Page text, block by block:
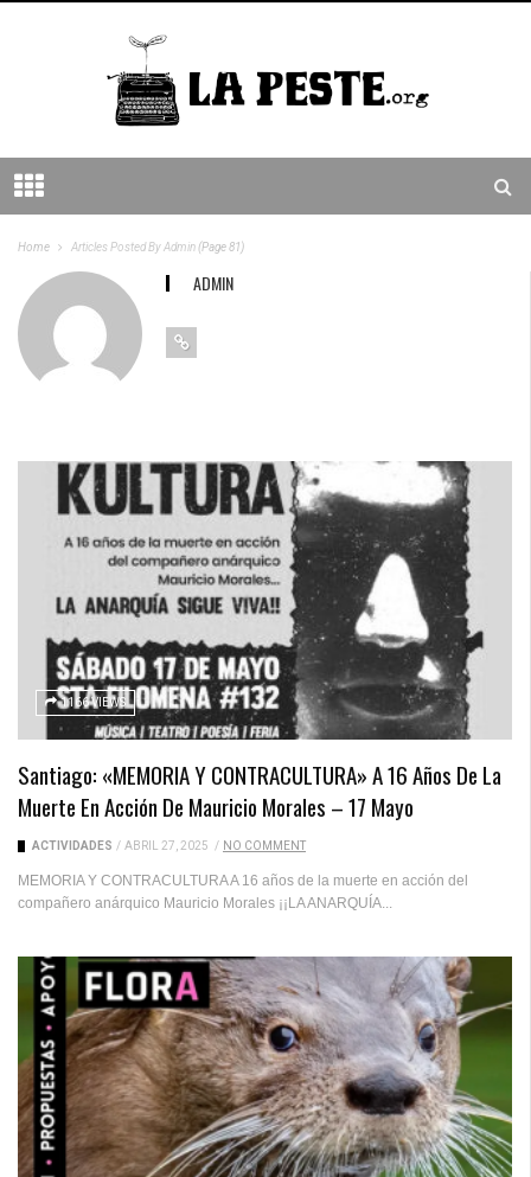
Home Articles Posted By Admin(Page 81)
ADMIN
1166 VIEWS
Santiago: «MEMORIA Y CONTRACULTURA» A 16 Años De La
Muerte En Acción De Mauricio Morales – 17 Mayo
ACTIVIDADES / ABRIL 27, 2025 / NO COMMENT
MEMORIA Y CONTRACULTURA A 16 años de la muerte en acción del
compañero anárquico Mauricio Morales ¡¡LA ANARQUÍA...